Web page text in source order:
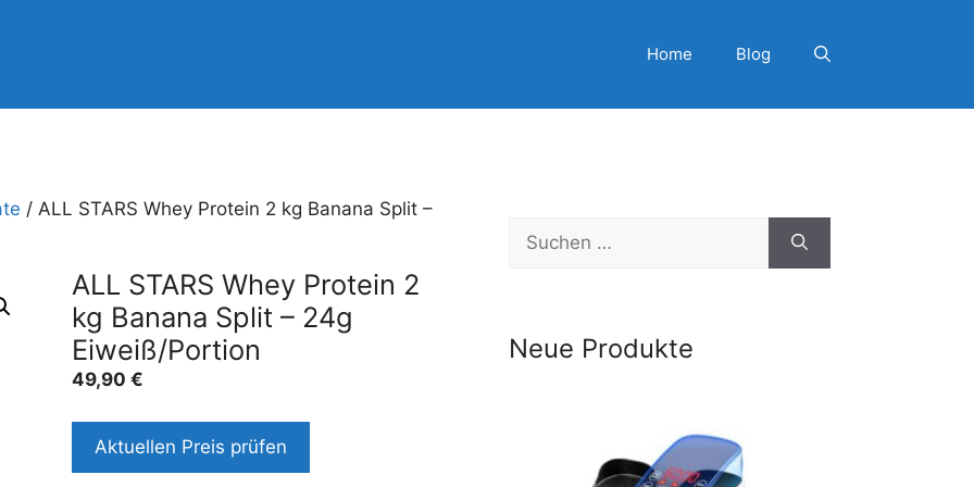
Home Blog
/ ALL STARS Whey Protein 2 kg Banana Split –
ALL STARS Whey Protein 2
kg Banana Split – 24g
Eiweiß/Portion
49,90 €
Aktuellen Preis prüfen
Suchen
nach:
Neue Produkte